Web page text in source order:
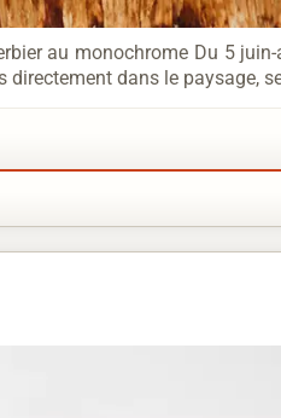
au monochrome Du 5
directement dans le paysage,